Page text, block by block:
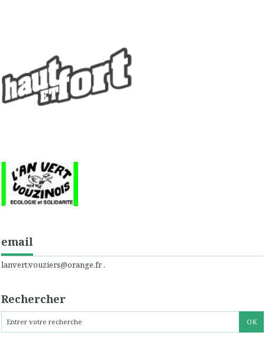
email
lanvert.vouziers@orange.fr .
Rechercher